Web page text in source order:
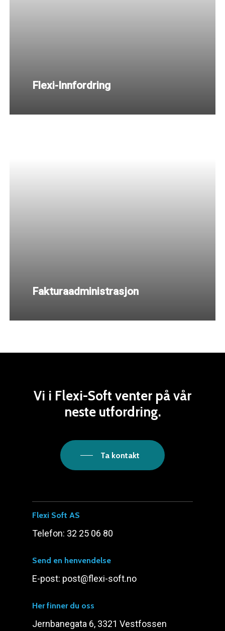
Flexi-Innfordring
Fakturaadministrasjon
Vi i Flexi-Soft venter påvår
neste utfordring.
Ta kontakt
Flexi Soft AS
Telefon: 32 25 06 80
Send en henvendelse
E-post: post@flexi-soft.no
Her finner du oss
Jernbanegata 6, 3321 Vestfossen